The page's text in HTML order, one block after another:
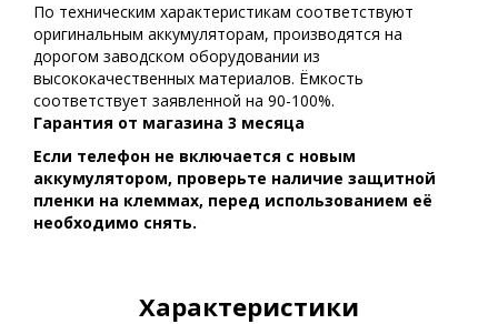
По техническим характеристикам соответствуют
оригинальным аккумуляторам, производятся на
дорогом заводском оборудовании из
высококачественных материалов. Ёмкость
соответствует заявленной на 90-100%.
Гарантия от магазина 3 месяца
Если телефон не включается с новым
аккумулятором, проверьте наличие защитной
пленки на клеммах, перед использованием её
необходимо снять.
Характеристики